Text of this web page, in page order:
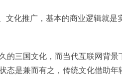
文化推广，基本的商业逻辑就
的三国文化，而当代互联网背
态是兼而有之，传统文化借助年